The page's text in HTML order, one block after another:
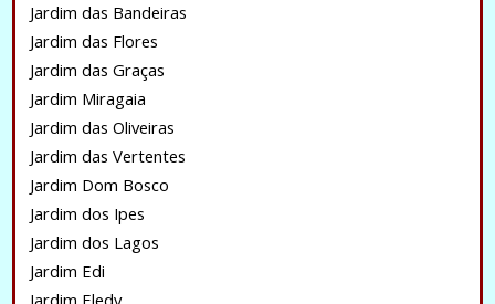
Jardim das Bandeiras
Jardim das Flores
Jardim das Graças
Jardim Miragaia
Jardim das Oliveiras
Jardim das Vertentes
Jardim Dom Bosco
Jardim dos Ipes
Jardim dos Lagos
Jardim Edi
Jardim Eledy